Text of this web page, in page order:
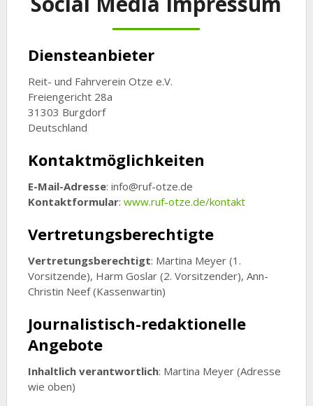
Diensteanbieter
Reit- und Fahrverein Otze e.V.
Freiengericht 28a
31303 Burgdorf
Deutschland
Kontaktmöglichkeiten
E-Mail-Adresse: info@ruf-otze.de
Kontaktformular: www.ruf-otze.de/kontakt
Vertretungsberechtigte
Vertretungsberechtigt: Martina Meyer (1.
Vorsitzende), Harm Goslar (2. Vorsitzender), Ann-
Christin Neef (Kassenwartin)
Journalistisch-redaktionelle
Angebote
Inhaltlich verantwortlich: Martina Meyer (Adresse
wie oben)